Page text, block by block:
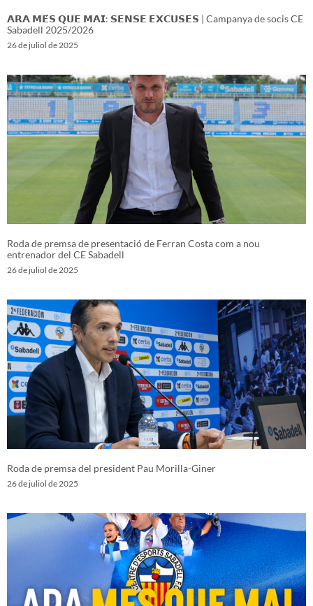
𝗔𝗥𝗔 𝗠𝗘́𝗦 𝗤𝗨𝗘 𝗠𝗔𝗜: 𝗦𝗘𝗡𝗦𝗘 𝗘𝗫𝗖𝗨𝗦𝗘𝗦 | Campanya de socis CE
Sabadell 2025/2026
26 de juliol de 2025
Roda de premsa de presentació de Ferran Costa com a nou
entrenador del CE Sabadell
26 de juliol de 2025
Roda de premsa del president Pau Morilla-Giner
26 de juliol de 2025